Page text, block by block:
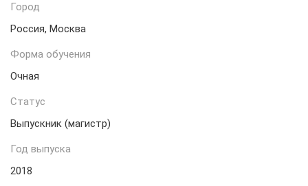
Город
Россия, Москва
Форма обучения
Очная
Статус
Выпускник (магистр)
Год выпуска
2018